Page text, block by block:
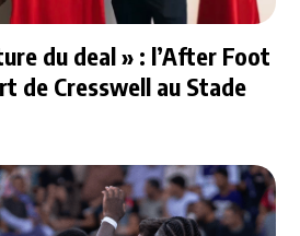
du deal » : l’After Foot
de Cresswell au Stade